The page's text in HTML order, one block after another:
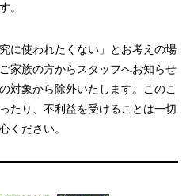
。
に使われたくない」とお考えの場
家族の方からスタッフへお知らせ
対象から除外いたします。このこ
たり、不利益を受けることは一切
ください。